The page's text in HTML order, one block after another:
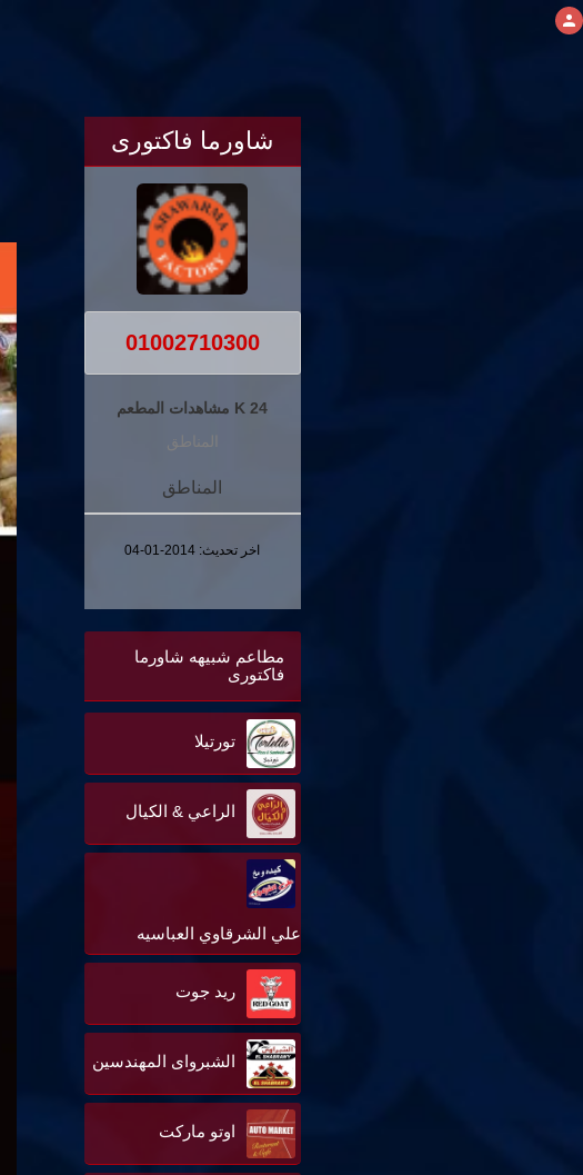
شاورما فاكتورى
01002710300
24 K مشاهدات المطعم
المناطق
المناطق
اخر تحديث: 2014-01-04
مطاعم شبيهه شاورما
فاكتورى
تورتيلا
الراعي & الكيال
علي الشرقاوي العباسيه
ريد جوت
الشبرواى المهندسين
اوتو ماركت